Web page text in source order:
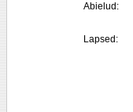
Abielud:
Lapsed: